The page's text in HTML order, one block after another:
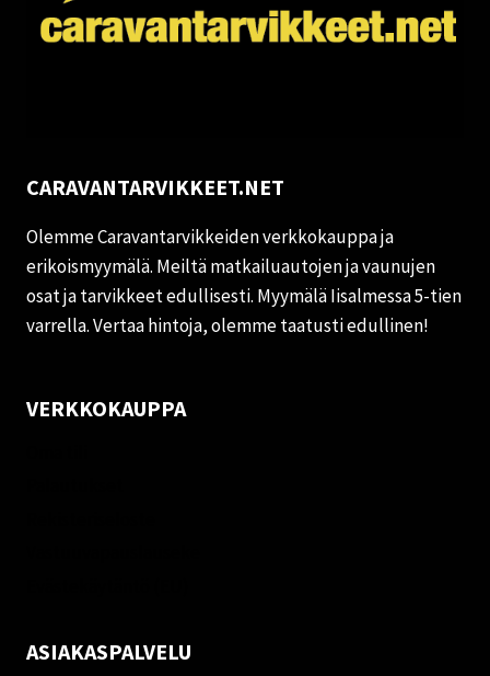
CARAVANTARVIKKEET.NET
Olemme Caravantarvikkeiden verkkokauppa ja
erikoismyymälä. Meiltä matkailuautojen ja vaunujen
osat ja tarvikkeet edullisesti. Myymälä Iisalmessa 5-tien
varrella. Vertaa hintoja, olemme taatusti edullinen!
VERKKOKAUPPA
ASIAKASPALVELU